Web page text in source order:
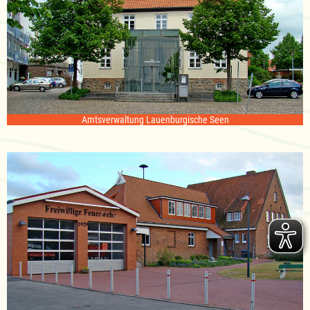
Amtsverwaltung Lauenburgische Seen